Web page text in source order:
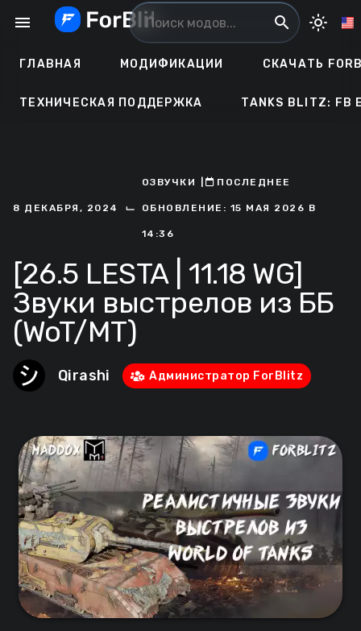
menu search light_mode
ГЛАВНАЯ МОДИФИКАЦИИ СКАЧАТЬ
ТЕХНИЧЕСКАЯ ПОДДЕРЖКА TANKS BLITZ: FB
8 ДЕКАБРЯ, 2024 ⌙
ОЗВУЧКИ ㅤПОСЛЕДНЕЕ
ОБНОВЛЕНИЕ: 15 МАЯ 2026 В
14:36
[26.5 LESTA | 11.18 WG]
Звуки выстрелов из ББ
(WoT/MT)
Qirashi Администратор ForBlitz